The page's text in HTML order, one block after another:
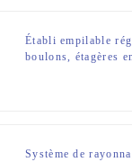
Établi empilable
boulons, étagères
Système de